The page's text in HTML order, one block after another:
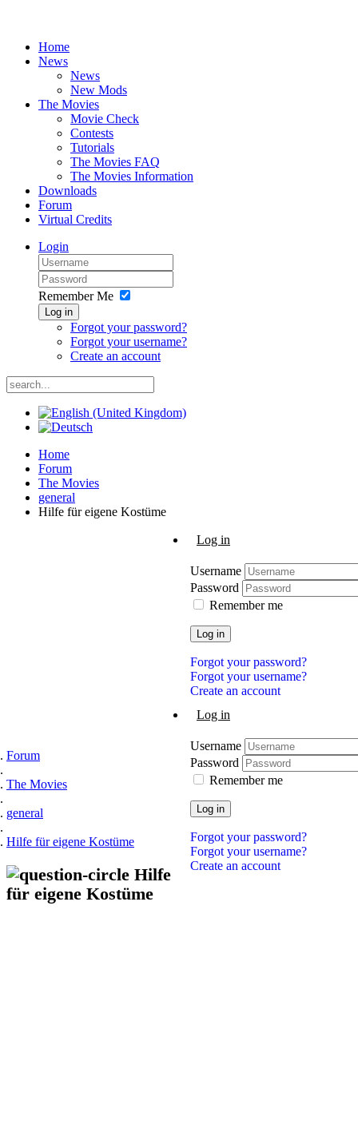
Home
News
News
New Mods
The Movies
Movie Check
Contests
Tutorials
The Movies FAQ
The Movies Information
Downloads
Forum
Virtual Credits
Login
Remember Me
Log in
Forgot your password?
Forgot your username?
Create an account
Home
Forum
The Movies
general
Hilfe für eigene Kostüme
Log in
Username
Password
Remember me
Log in
Forgot your password?
Forgot your username?
Create an account
Log in
Username
Password
Remember me
Log in
Forgot your password?
Forgot your username?
Create an account
Forum
The Movies
general
Hilfe für eigene Kostüme
Hilfe
für eigene Kostüme